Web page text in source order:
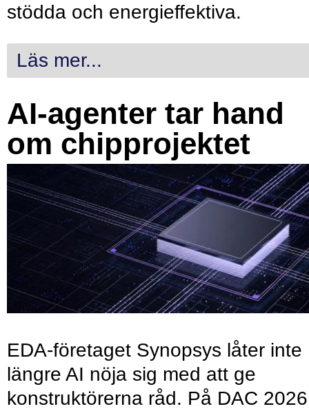
stödda och energieffektiva.
Läs mer...
AI-agenter tar hand
om chipprojektet
EDA-företaget Synopsys låter inte
längre AI nöja sig med att ge
konstruktörerna råd. På DAC 2026